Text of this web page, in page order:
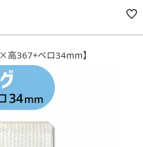
高367+ベロ34mm】